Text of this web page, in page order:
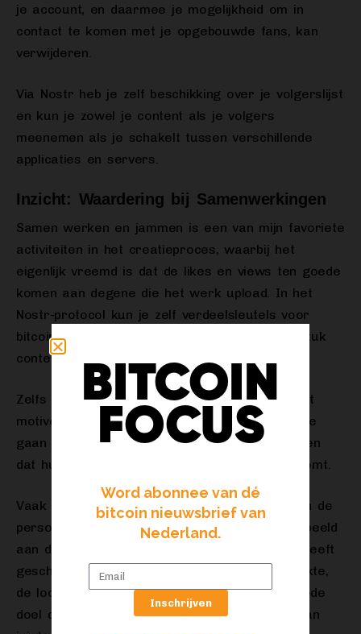
je account, en daarmee je mogelijkheid om in
contact te komen met je opgebouwde fans, kan
verwijderen.
Via Nostr heb je zelf beschikking over je volgerslijst
en kun je zowel je content als je volgers
meenemen als je schakelt tussen verschillende
applicaties en servers.
Inzicht: Waardering bij Samenwerkingen
Samen werken en jammen is een van mijn favoriete
activiteiten in het creatieproces, waarbij het
eigenlijk vreemd is dat de likes en views ten goede
komen aan degene die het werk upload. In het
Nostr-protocol kun je zelf verdeelsleutels voor
bitcoinbetalingen instellen op elk afzonderlijk stuk
content.
Zelfs op een bericht of aankondiging. Dit werkt
motiverend, voor zowel de maker om samen te
gaan werken maar ook voor de fans, die weten
dat hun bijdrage bij alle betrokkenen terechtkomt.
Vaak zijn er veel meer betrokkenen dan alleen de
persoon die bij het bericht staat. Denk bijvoorbeeld
aan de producer, de videograaf die de video heeft
geschoten, de illustrator die het artwork maakte,
de locatie die het feest faciliteerde of het goede
doel dat de makers willen ondersteunen. En dan
BITCOIN
FOCUS
Word abonnee van dé
bitcoin nieuwsbrief van
Nederland.
Inschrijven